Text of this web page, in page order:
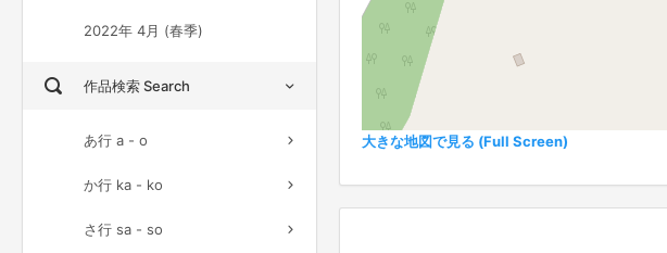
2022年 4月 (春季)
作品検索 Search
あ行 a - o
か行 ka - ko
さ行 sa - so
大きな地図で見る (Full Screen)